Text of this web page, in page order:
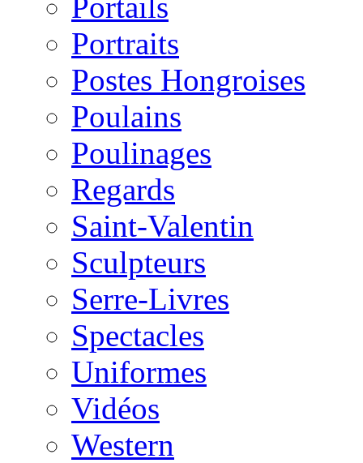
Portraits
Postes Hongroises
Poulains
Poulinages
Regards
Saint-Valentin
Sculpteurs
Serre-Livres
Spectacles
Uniformes
Vidéos
Western